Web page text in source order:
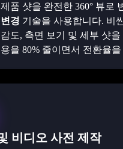
품 샷을 완전한 360° 뷰로
경 기술을 사용합니다. 비
도, 측면 보기 및 세부 샷
을 80% 줄이면서 전환율
비디오 사전 제작